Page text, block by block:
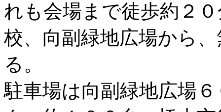
れも会場まで徒歩約２
校、向副緑地広場から
る。
駐車場は向副緑地広場